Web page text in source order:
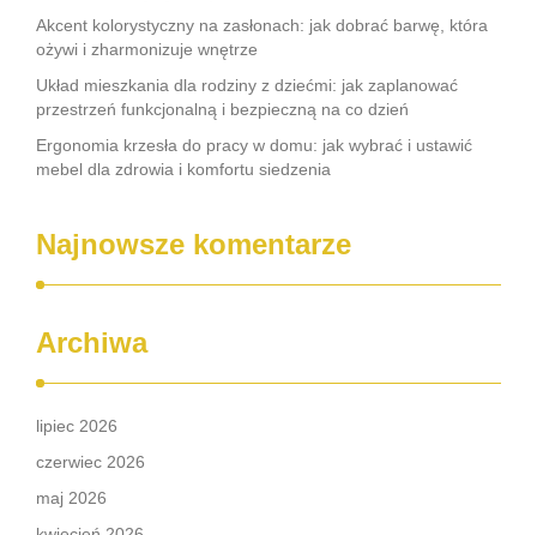
Akcent kolorystyczny na zasłonach: jak dobrać barwę, która
ożywi i zharmonizuje wnętrze
Układ mieszkania dla rodziny z dziećmi: jak zaplanować
przestrzeń funkcjonalną i bezpieczną na co dzień
Ergonomia krzesła do pracy w domu: jak wybrać i ustawić
mebel dla zdrowia i komfortu siedzenia
Najnowsze komentarze
Archiwa
lipiec 2026
czerwiec 2026
maj 2026